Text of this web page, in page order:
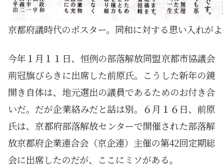
京都府議時代のポスター。同和に対する思い入れが
今年１月１１日、恒例の部落解放同盟京都市協議会
荊冠旗びらきに出席した前原氏。こうした新年の鏡
開き自体は、地元選出の議員であるためのお付き合
いだ。だが企業絡みだと話は別。６月１６日、前原
氏は、京都府部落解放センターで開催された部落解
放京都府企業連合会（京企連）主催の第42回定期総
会に出席したのだが、ここにミソがある。